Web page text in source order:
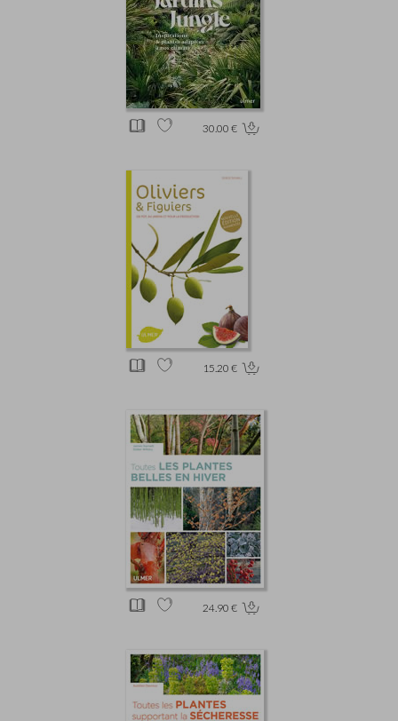
30.00 €
15.20 €
24.90 €